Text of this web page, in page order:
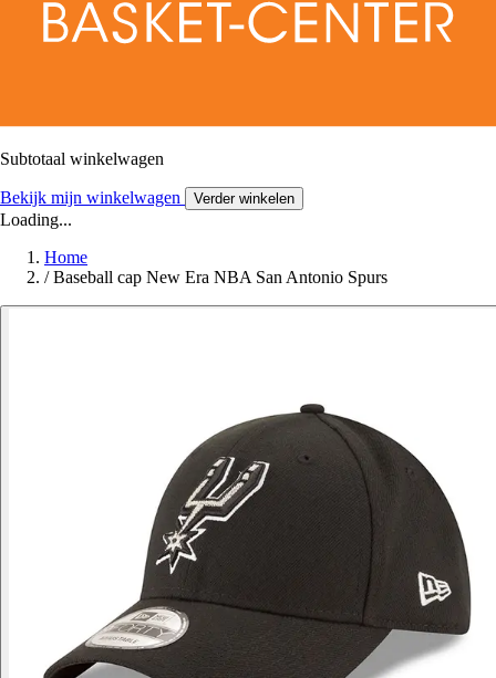
Subtotaal winkelwagen
Bekijk mijn winkelwagen Verder winkelen
Loading...
Home
/ Baseball cap New Era NBA San Antonio Spurs